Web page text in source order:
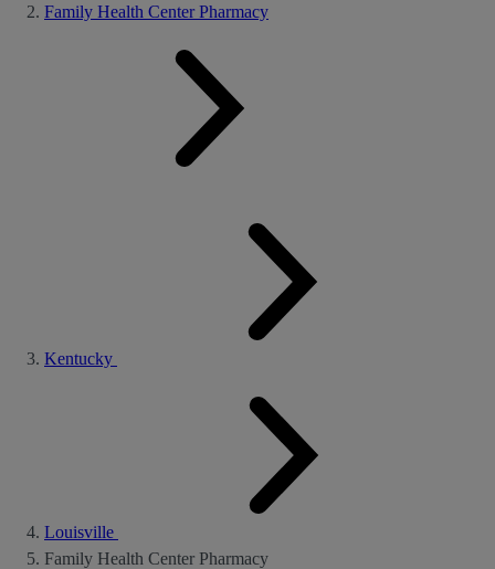
Family Health Center Pharmacy
Kentucky
Louisville
Family Health Center Pharmacy